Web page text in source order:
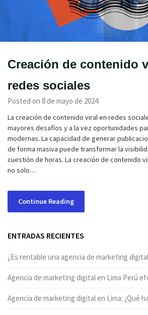
Creación de contenido
redes sociales
Posted on 8 de mayo de 2024
La creación de contenido viral en redes
mayores desafíos y a la vez oportunidades
modernas. La capacidad de generar
de forma masiva puede transformar la
cuestión de horas. La creación de contenido
no solo…
Continue Reading
ENTRADAS RECIENTES
¿Es rentable una agencia de marketing
Agencia de marketing digital en Lima Perú
Agencia de marketing digital en Lima: ¿Qué